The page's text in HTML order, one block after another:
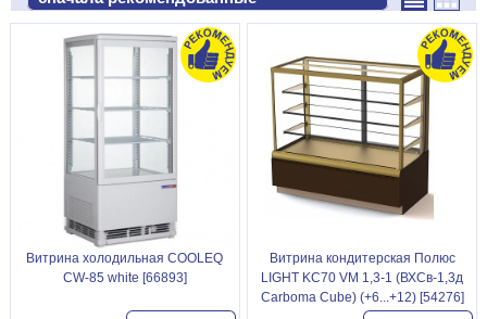
Витрина холодильная COOLEQ
CW-85 white [66893]
Витрина кондитерская Полюс
LIGHT KC70 VM 1,3-1 (ВХСв-1,3д
Carboma Cube) (+6...+12) [54276]